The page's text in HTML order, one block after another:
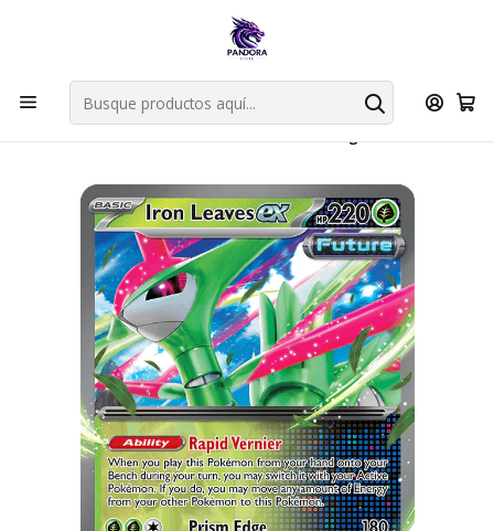
Por compras en cartas singles superiores a 49.990 el envio es
Explorar singles
Inicio Juegos de cartas TCG Pokémon TCG
Singles de Pokémon